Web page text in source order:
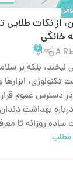
از نکات طلایی
خانگی
A R
0
لبخند، بلکه بر
تکنولوژی،
در دسترس عموم
بهداشت دندان
روزانه تا
مطلب